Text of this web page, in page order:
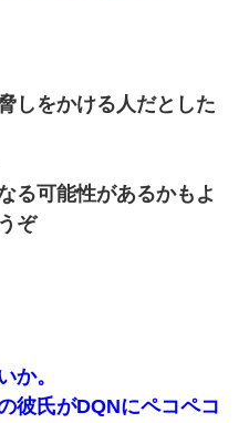
、何も言わずにお金貸してく
」女友達「10万円ぐら
る知的障害のオッサンがい
持って顔を真っ赤にしながら
転職した」とSNSで呟いた
司がLINEを送ってきた。
しをかける人だとした
る可能性があるかもよ
ぞ
か。
彼氏がDQNにペコペコ